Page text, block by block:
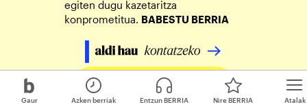
Gaur Atalak
Azken berriak Entzun BERRIA Nire BERRIA
egiten dugu kazetaritza
konprometitua. BABESTU BERRIA
Egin zure ekarpena